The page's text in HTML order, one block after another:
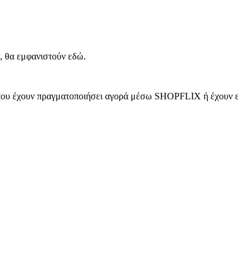
θα εμφανιστούν εδώ.
έχουν πραγματοποιήσει αγορά μέσω SHOPFLIX ή έχουν